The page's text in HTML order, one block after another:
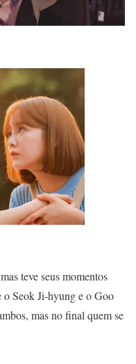
teve seus momentos
o Seok Ji-hyung e o Goo
mas no final quem se